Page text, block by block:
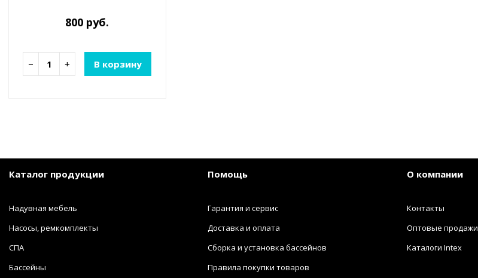
800 руб.
− + В корзину
Каталог продукции
Надувная мебель
Насосы, ремкомплекты
СПА
Бассейны
Помощь
Гарантия и сервис
Доставка и оплата
Сборка и установка бассейнов
Правила покупки товаров
О компании
Контакты
Оптовые продажи
Каталоги Intex